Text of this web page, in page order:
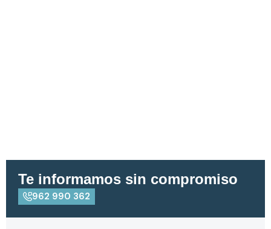
Te informamos sin compromiso
962 990 362